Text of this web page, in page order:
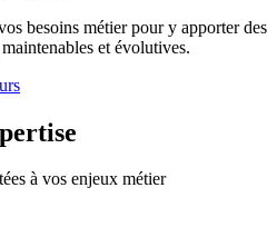
besoins métier pour y apporter des
et évolutives.
à vos enjeux métier